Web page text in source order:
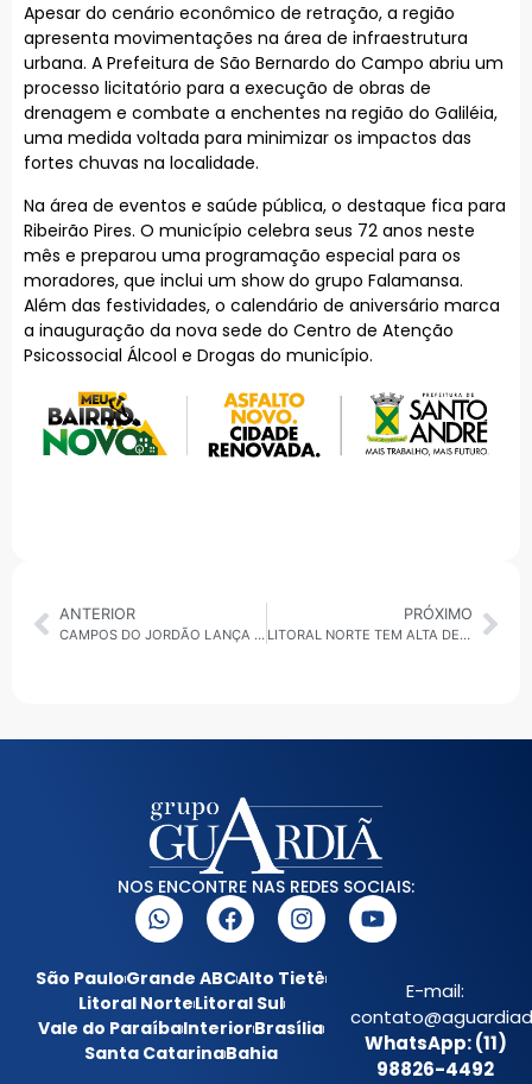
Apesar do cenário econômico de retração, a região
apresenta movimentações na área de infraestrutura
urbana. A Prefeitura de São Bernardo do Campo abriu um
processo licitatório para a execução de obras de
drenagem e combate a enchentes na região do Galiléia,
uma medida voltada para minimizar os impactos das
fortes chuvas na localidade.
Na área de eventos e saúde pública, o destaque fica para
Ribeirão Pires. O município celebra seus 72 anos neste
mês e preparou uma programação especial para os
moradores, que inclui um show do grupo Falamansa.
Além das festividades, o calendário de aniversário marca
a inauguração da nova sede do Centro de Atenção
Psicossocial Álcool e Drogas do município.
ANTERIOR
CAMPOS DO JORDÃO LANÇA A MAIOR PROGRAMAÇÃO DE PÁSCOA DE SUA HISTÓRIA
PRÓXIMO
LITORAL NORTE TEM ALTA DE AFOGAMENTOS, INCÊNDIO EM PORTO, AÇÃO POLICIAL E ETAPA DO MUNDIAL DE SURFE
NOS ENCONTRE NAS REDES SOCIAIS:
São PauloGrande ABCAlto Tietê
Litoral NorteLitoral Sul
Vale do ParaíbaInteriorBrasília
Santa CatarinaBahia
E-mail:
WhatsApp: (11)
98826-4492